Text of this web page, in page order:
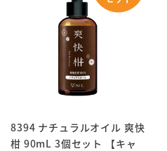
8394 ナチュラルオイル 爽快
柑 90mL 3個セット 【キャ